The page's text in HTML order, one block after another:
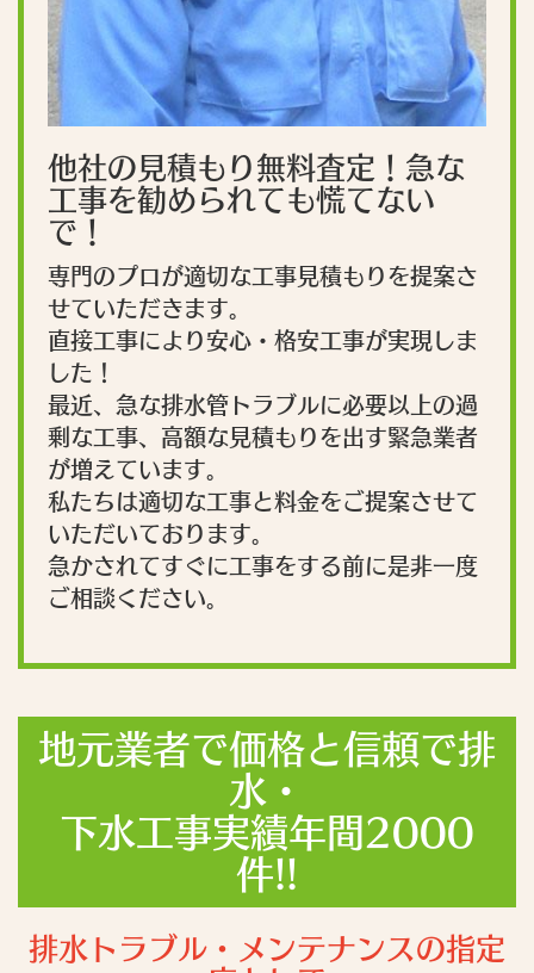
他社の見積もり無料査定！急な
工事を勧められても慌てない
で！
専門のプロが適切な工事見積もりを提案さ
せていただきます。
直接工事により安心・格安工事が実現しま
した！
最近、急な排水管トラブルに必要以上の過
剰な工事、高額な見積もりを出す緊急業者
が増えています。
私たちは適切な工事と料金をご提案させて
いただいております。
急かされてすぐに工事をする前に是非一度
ご相談ください。
地元業者で価格と信頼で排
水・
下水工事実績年間2000
件!!
排水トラブル・メンテナンスの指定